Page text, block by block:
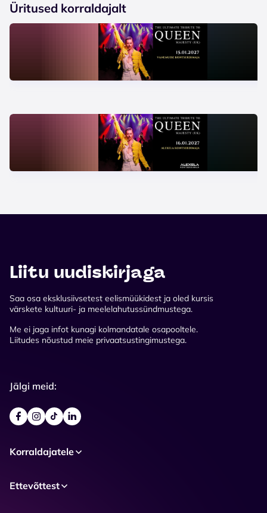
Üritused korraldajalt
Liitu uudiskirjaga
Saa osa eksklusiivsetest eelismüükidest ja oled kursis
värskete kultuuri- ja meelelahutussündmustega.
Me ei jaga infot kunagi kolmandatale osapooltele.
Liitudes nõustud meie privaatsustingimustega.
Jälgi meid:
Korraldajatele
Ettevõttest